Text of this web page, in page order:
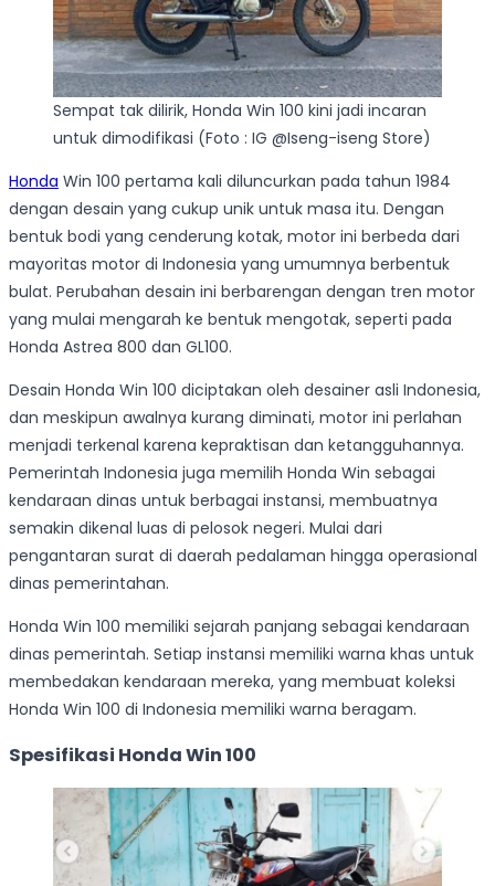
Sempat tak dilirik, Honda Win 100 kini jadi incaran
untuk dimodifikasi (Foto : IG @Iseng-iseng Store)
Honda Win 100 pertama kali diluncurkan pada tahun 1984
dengan desain yang cukup unik untuk masa itu. Dengan
bentuk bodi yang cenderung kotak, motor ini berbeda dari
mayoritas motor di Indonesia yang umumnya berbentuk
bulat. Perubahan desain ini berbarengan dengan tren motor
yang mulai mengarah ke bentuk mengotak, seperti pada
Honda Astrea 800 dan GL100.
Desain Honda Win 100 diciptakan oleh desainer asli Indonesia,
dan meskipun awalnya kurang diminati, motor ini perlahan
menjadi terkenal karena kepraktisan dan ketangguhannya.
Pemerintah Indonesia juga memilih Honda Win sebagai
kendaraan dinas untuk berbagai instansi, membuatnya
semakin dikenal luas di pelosok negeri. Mulai dari
pengantaran surat di daerah pedalaman hingga operasional
dinas pemerintahan.
Honda Win 100 memiliki sejarah panjang sebagai kendaraan
dinas pemerintah. Setiap instansi memiliki warna khas untuk
membedakan kendaraan mereka, yang membuat koleksi
Honda Win 100 di Indonesia memiliki warna beragam.
Spesifikasi Honda Win 100